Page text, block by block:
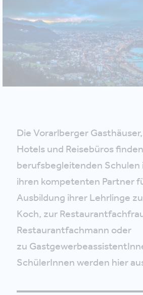
Die Vorarlberger
Hotels und Reisebüros
berufsbegleitenden Schulen
ihren kompetenten Partner
Ausbildung ihrer Lehrlinge
Koch, zur
Restaurantfachmann oder
zu
SchülerInnen werden hier